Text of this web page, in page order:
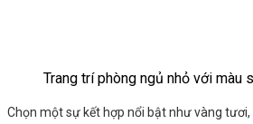
Trang trí phòng ngủ nhỏ với màu
Chọn một sự kết hợp nổi bật như vàng